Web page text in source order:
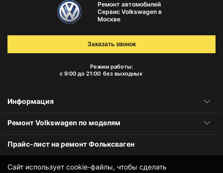
Сайт использует cookie-файлы, чтобы сделать
Ремонт автомобилей
Сервис Volkswagen в
Москве
Режим работы:
с 9:00 до 21:00 без выходных
Заказать звонок
Информация
Ремонт Volkswagen по моделям
Прайс-лист на ремонт Фольксваген